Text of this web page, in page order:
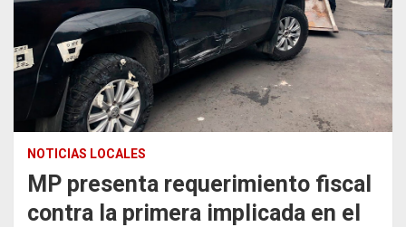
NOTICIAS LOCALES
MP presenta requerimiento fiscal
contra la primera implicada en el